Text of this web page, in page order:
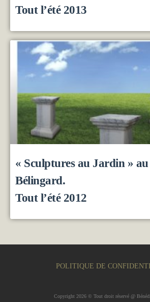
Tout l’été 2013
« Sculptures au Jardin »
Bélingard.
Tout l’été 2012
POLITIQUE DE
Copyright 2026 © Tout droit réservé @